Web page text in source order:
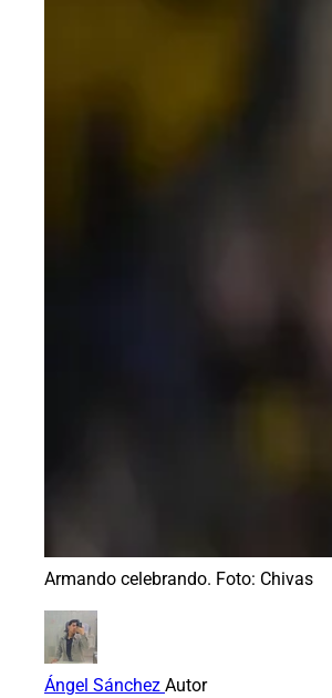
Armando celebrando. Foto: Chivas
Ángel Sánchez Autor